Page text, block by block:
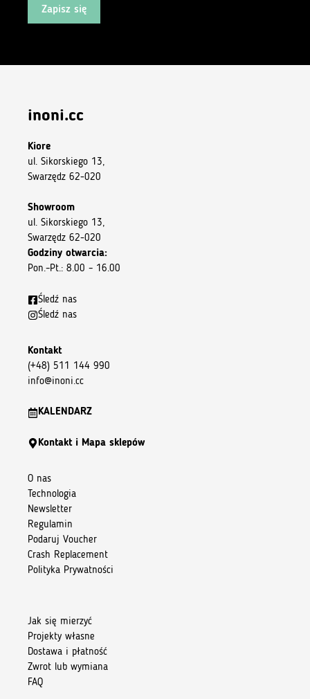
Zapisz się
inoni.cc
Kiore
ul. Sikorskiego 13,
Swarzędz 62-020
Showroom
ul. Sikorskiego 13,
Swarzędz 62-020
Godziny otwarcia:
Pon.–Pt.: 8.00 – 16.00
Śledź nas
Śledź nas
Kontakt
(+48) 511 144 990
info@inoni.cc
KALENDARZ
Kontakt i Mapa sklepów
O nas
Technologia
Newsletter
Regulamin
Podaruj Voucher
Crash Replacement
Polityka Prywatności
Jak się mierzyć
Projekty własne
Dostawa i płatność
Zwrot lub wymiana
FAQ